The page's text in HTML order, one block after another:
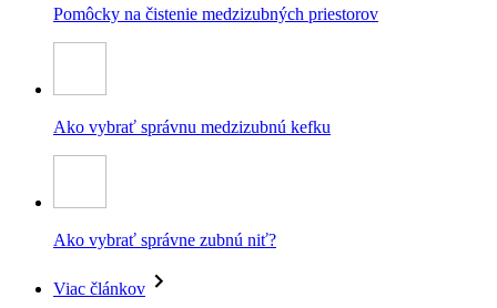
Pomôcky na čistenie medzizubných priestorov
Ako vybrať správnu medzizubnú kefku
Ako vybrať správne zubnú niť?
Viac článkov